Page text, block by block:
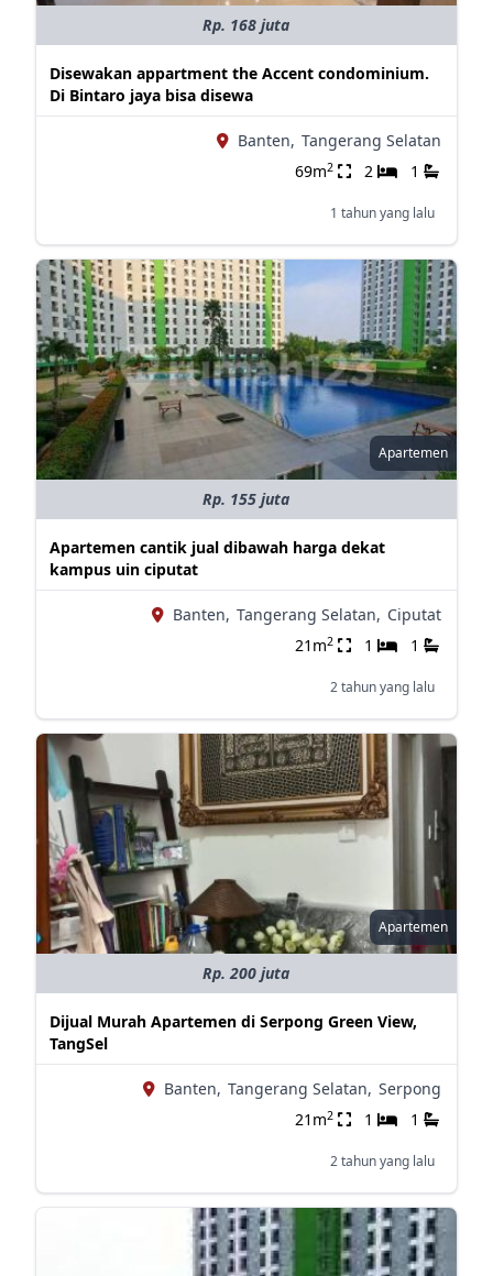
Rp. 168 juta
Disewakan appartment the Accent condominium.
Di Bintaro jaya bisa disewa
Banten, Tangerang Selatan
69m2 2 1
1 tahun yang lalu
Apartemen
Rp. 155 juta
Apartemen cantik jual dibawah harga dekat
kampus uin ciputat
Banten, Tangerang Selatan, Ciputat
21m2 1 1
2 tahun yang lalu
Apartemen
Rp. 200 juta
Dijual Murah Apartemen di Serpong Green View,
TangSel
Banten, Tangerang Selatan, Serpong
21m2 1 1
2 tahun yang lalu